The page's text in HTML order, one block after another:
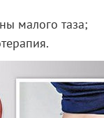
малого таза;